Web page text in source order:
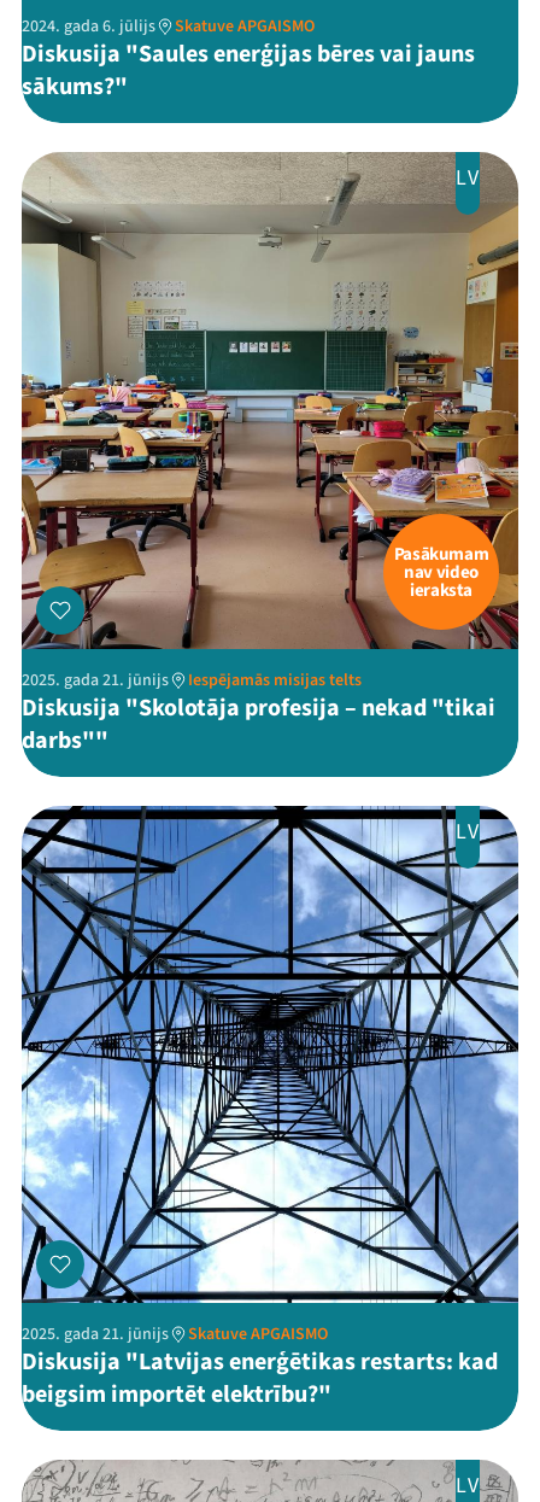
Mana programma
Festivāls
Programma
Viņi bija LAMPĀ 2026
Jaunumi
Ziedo
Veikals
Kontakti
ThreadsFacebookYoutube
X Instagram
Flick TikTok
2024. gada 6. jūlijs Skatuve APGAISMO
Diskusija "Saules enerģijas bēres vai jauns
sākums?"
LV
Pasākumam
nav video
ieraksta
2025. gada 21. jūnijs Iespējamās misijas telts
Diskusija "Skolotāja profesija – nekad "tikai
darbs""
LV
2025. gada 21. jūnijs Skatuve APGAISMO
Diskusija "Latvijas enerģētikas restarts: kad
beigsim importēt elektrību?"
LV